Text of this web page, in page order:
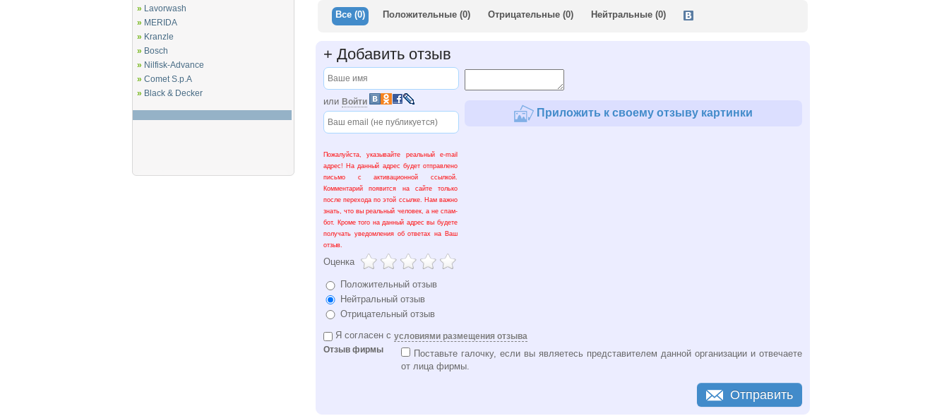
» Lavorwash
» MERIDA
» Kranzle
» Bosch
» Nilfisk-Advance
» Comet S.p.A
» Black & Decker
Все (0) Положительные(0) Отрицательные(0) Нейтральные(0)
+ Добавить отзыв
или Войти
Пожалуйста, указывайте реальный e-mail
адрес! На данный адрес будет отправлено
письмо с активационной ссылкой.
Комментарий появится на сайте только
после перехода по этой ссылке. Нам важно
знать, что вы реальный человек, а не спам-
бот. Кроме того на данный адрес вы будете
получать уведомления об ответах на Ваш
отзыв.
Оценка
Положительный отзыв
Нейтральный отзыв
Отрицательный отзыв
Приложить к своему отзыву картинки
Я согласен с условиями размещения отзыва
Отзыв фирмы
Поставьте галочку, если вы являетесь представителем данной организации и отвечаете
от лица фирмы.
Отправить